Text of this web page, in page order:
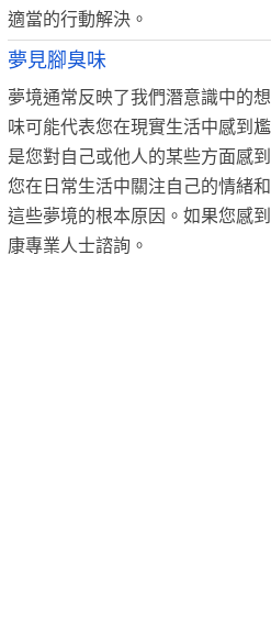
適當的行動解決。
夢見腳臭味
夢境通常反映了我們潛意識中的
味可能代表您在現實生活中感到
是您對自己或他人的某些方面感
您在日常生活中關注自己的情緒
這些夢境的根本原因。如果您感
康專業人士諮詢。